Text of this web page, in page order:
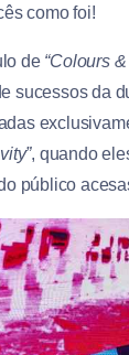
como foi!
de “Colours
sucessos da
, quando
público